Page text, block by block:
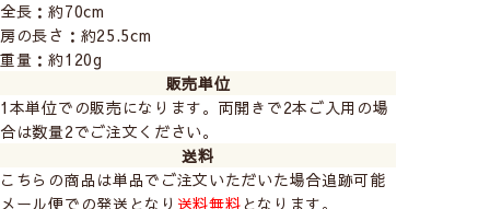
全長：約70cm
房の長さ：約25.5cm
重量：約120g
販売単位
1本単位での販売になります。両開きで2本ご入用の場
合は数量2でご注文ください。
送料
こちらの商品は単品でご注文いただいた場合追跡可能
メール便での発送となり 送料無料となります。